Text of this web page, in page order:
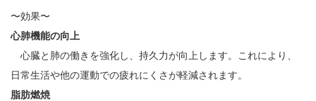
〜効果〜
心肺機能の向上
心臓と肺の働きを強化し、持久力が向上します。これにより、
日常生活や他の運動での疲れにくさが軽減されます。
脂肪燃焼